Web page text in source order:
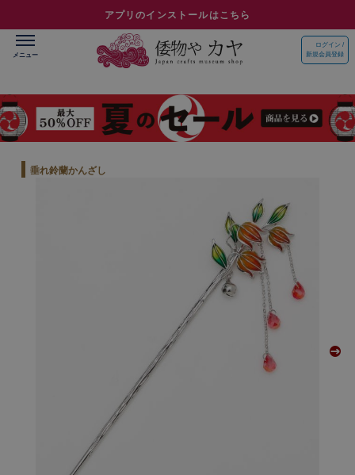
アプリのインストールはこちら
ログイン /
新規会員登録
垂れ鈴蘭かんざし